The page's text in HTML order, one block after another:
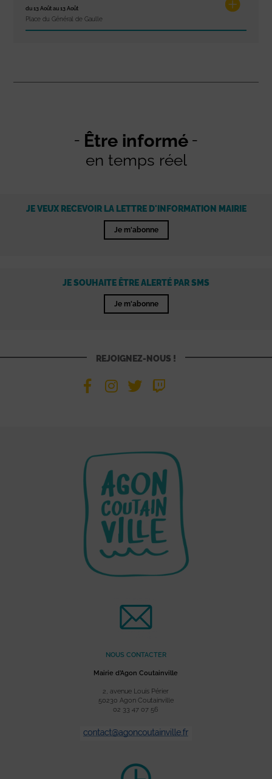
du 13 Août au 13 Août
Place du Général de Gaulle
Être informé
en temps réel
JE VEUX RECEVOIR LA LETTRE D'INFORMATION MAIRIE
Je m'abonne
JE SOUHAITE ÊTRE ALERTÉ PAR SMS
Je m'abonne
REJOIGNEZ-NOUS !
NOUS CONTACTER
Mairie d’Agon Coutainville
2, avenue Louis Périer
50230 Agon Coutainville
02 33 47 07 56